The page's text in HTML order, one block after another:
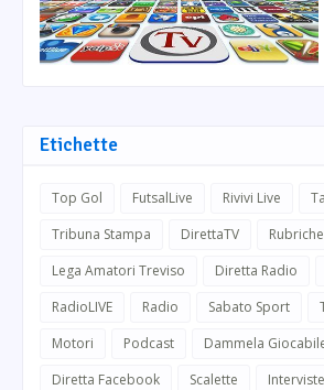
Etichette
Top Gol FutsalLive Rivivi Live
Tribuna Stampa
DirettaTV
Rubriche
Lega Amatori Treviso
Diretta Radio
RadioLIVE
Radio Sabato Sport
Motori
Podcast
Dammela
Diretta Facebook
Scalette Interviste